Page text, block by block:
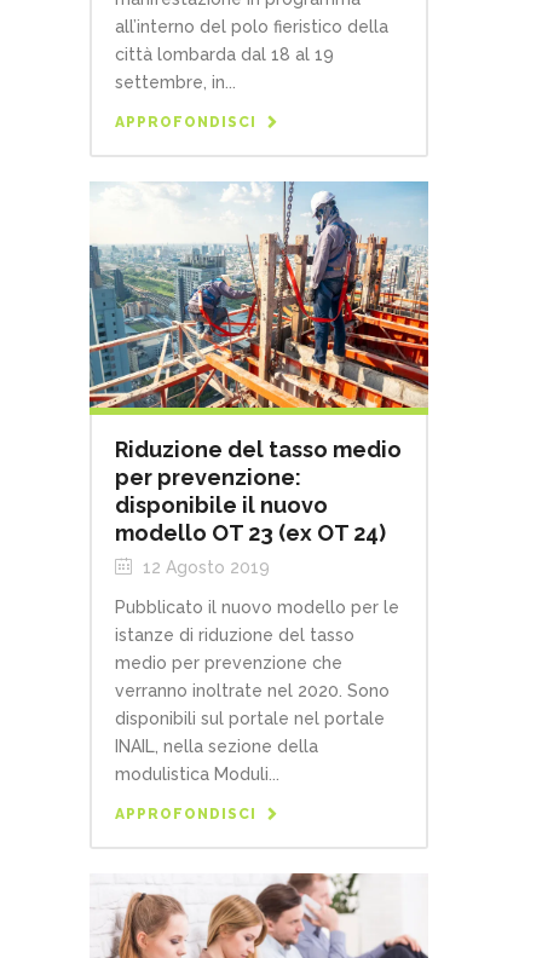
all’interno del polo fieristico della
città lombarda dal 18 al 19
settembre, in...
APPROFONDISCI
Riduzione del tasso medio
per prevenzione:
disponibile il nuovo
modello OT 23 (ex OT 24)
12 Agosto 2019
Pubblicato il nuovo modello per le
istanze di riduzione del tasso
medio per prevenzione che
verranno inoltrate nel 2020. Sono
disponibili sul portale nel portale
INAIL, nella sezione della
modulistica Moduli...
APPROFONDISCI